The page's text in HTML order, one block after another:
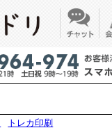
トレカ印刷